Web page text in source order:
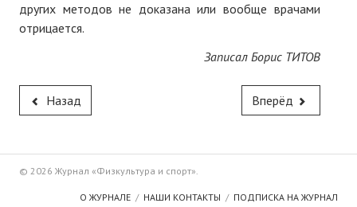
других методов не доказана или вообще врачами
отрицается.
Записал Борис ТИТОВ
Назад Вперёд
© 2026 Журнал «Физкультура и спорт».
О ЖУРНАЛЕ НАШИ КОНТАКТЫ ПОДПИСКА НА ЖУРНАЛ